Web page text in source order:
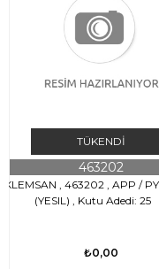
TÜKENDI
KLEMSAN , 463202 , APP /
(YESIL) , Kutu Adedi: 25
463202
₺0,00